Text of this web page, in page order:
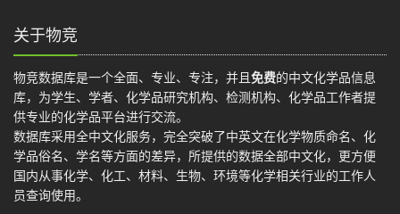
关于物竞
物竞数据库是一个全面、专业、专注，并且 免费的中文化学品信息
库，为学生、学者、化学品研究机构、检测机构、化学品工作者提
供专业的化学品平台进行交流。
数据库采用全中文化服务，完全突破了中英文在化学物质命名、化
学品俗名、学名等方面的差异，所提供的数据全部中文化，更方便
国内从事化学、化工、材料、生物、环境等化学相关行业的工作人
员查询使用。